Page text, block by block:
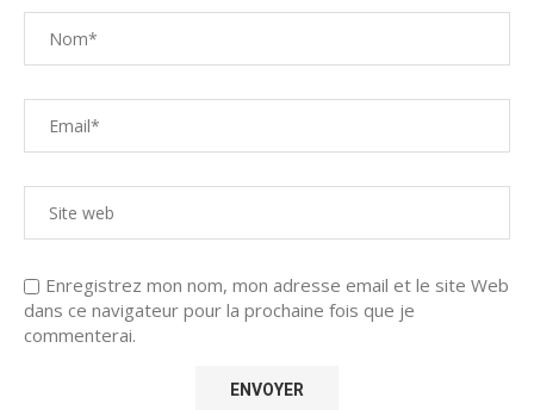
Enregistrez mon nom, mon adresse email et le site Web
dans ce navigateur pour la prochaine fois que je
commenterai.